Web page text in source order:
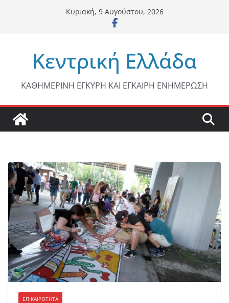
Κυριακή, 9 Αυγούστου, 2026
Κεντρική Ελλάδα
ΚΑΘΗΜΕΡΙΝΗ ΕΓΚΥΡΗ ΚΑΙ ΕΓΚΑΙΡΗ ΕΝΗΜΕΡΩΣΗ
ΕΠΙΚΑΙΡΟΤΗΤΑ